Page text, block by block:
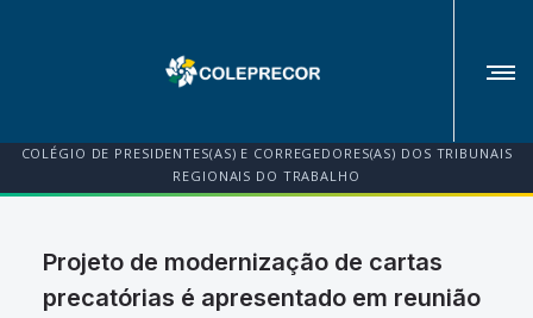
COLÉGIO DE PRESIDENTES(AS) E CORREGEDORES(AS) DOS TRIBUNAIS
REGIONAIS DO TRABALHO
Projeto de modernização de cartas
precatórias é apresentado em reunião